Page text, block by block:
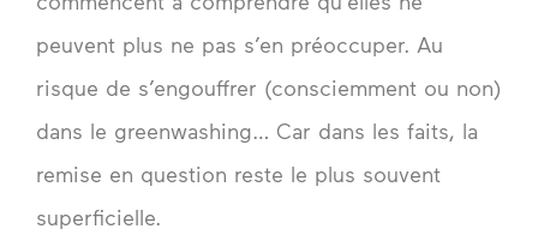
peuvent plus ne pas s’en préoccuper. Au
risque de s’engouffrer (consciemment ou non)
dans le greenwashing… Car dans les faits, la
remise en question reste le plus souvent
superficielle.